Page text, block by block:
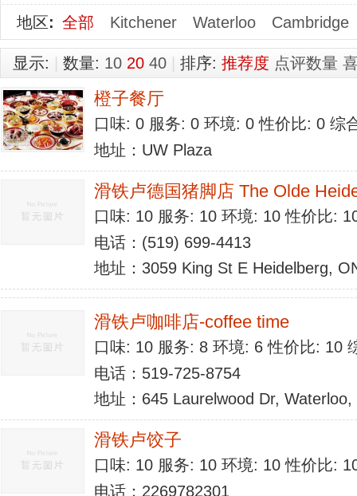
地区: 全部 Kitchener Waterloo Cambridge
显示: 数量: 10 20 40 排序: 推荐度 点评数量
橙子餐厅
口味: 0 服务: 0 环境: 0 性价比: 0 综
地址：UW Plaza
滑铁卢德国猪脚店 The Olde
口味: 10 服务: 10 环境: 10 性价比:
电话：(519) 699-4413
地址：3059 King St E Heidelberg,
滑铁卢咖啡店-coffee time
口味: 10 服务: 8 环境: 6 性价比: 10
电话：519-725-8754
地址：645 Laurelwood Dr,
滑铁卢饺子
口味: 10 服务: 10 环境: 10 性价比:
电话：2269782301